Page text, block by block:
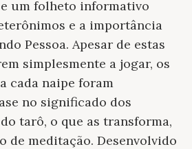
um folheto informativo
e a importância
Pessoa. Apesar de estas
simplesmente a jogar, os
cada naipe foram
no significado dos
tarô, o que as transforma,
de meditação. Desenvolvido